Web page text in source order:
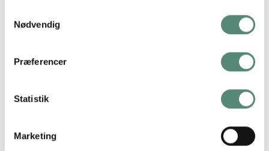
Nødvendig
Præferencer
Statistik
Marketing
ANMELDELSER